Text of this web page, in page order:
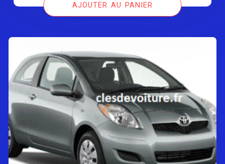
AJOUTER AU PANIER